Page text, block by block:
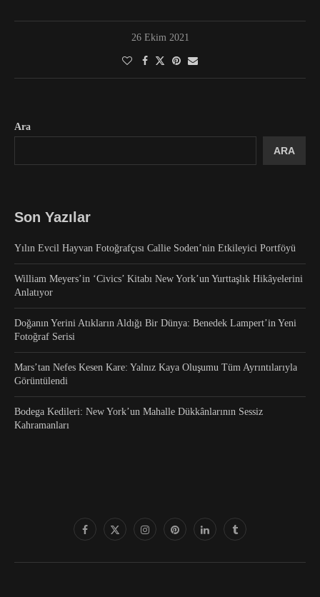
26 Ekim 2021
Ara
ARA
Son Yazılar
Yılın Evcil Hayvan Fotoğrafçısı Callie Soden’nin Etkileyici Portföyü
William Meyers’in ‘Civics’ Kitabı New York’un Yurttaşlık Hikâyelerini
Anlatıyor
Doğanın Yerini Atıkların Aldığı Bir Dünya: Benedek Lampert’in Yeni
Fotoğraf Serisi
Mars’tan Nefes Kesen Kare: Yalnız Kaya Oluşumu Tüm Ayrıntılarıyla
Görüntülendi
Bodega Kedileri: New York’un Mahalle Dükkânlarının Sessiz
Kahramanları